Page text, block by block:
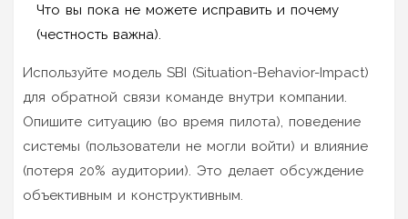
Что вы пока не можете исправить и почему
(честность важна).
Используйте модель SBI (Situation-Behavior-Impact)
для обратной связи команде внутри компании.
Опишите ситуацию (во время пилота), поведение
системы (пользователи не могли войти) и влияние
(потеря 20% аудитории). Это делает обсуждение
объективным и конструктивным.